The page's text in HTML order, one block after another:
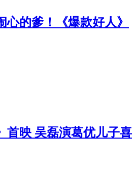
心的爹！《爆款好人》
首映 吴磊演葛优儿子喜